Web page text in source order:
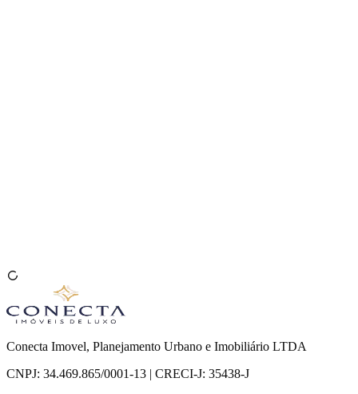
Conecta Imovel, Planejamento Urbano e Imobiliário LTDA
CNPJ: 34.469.865/0001-13 | CRECI-J: 35438-J